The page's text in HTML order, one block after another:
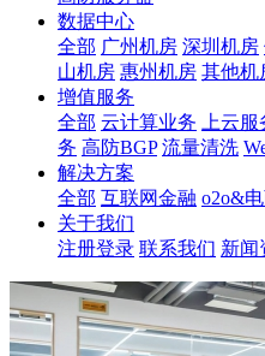
数据中心
全部 广州机房 深圳机房
山机房 惠州机房 其他机
增值服务
全部 云计算业务 上云服
务 高防BGP 流量清洗
解决方案
全部 互联网金融 o2o&
关于我们
注册登录 联系我们 新闻